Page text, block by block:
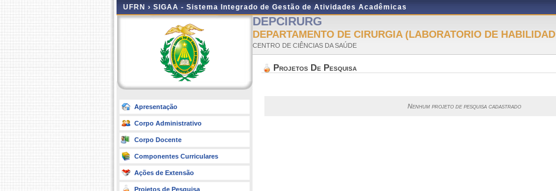
UFRN › SIGAA - Sistema Integrado de Gestão de Atividades Acadêmicas
Apresentação
Corpo Administrativo
Corpo Docente
Componentes Curriculares
Ações de Extensão
Projetos de Pesquisa
DEPCIRURG
DEPARTAMENTO DE CIRURGIA (LABORATORIO DE HABILIDAD
CENTRO DE CIÊNCIAS DA SAÚDE
Projetos De Pesquisa
Nenhum projeto de pesquisa cadastrado